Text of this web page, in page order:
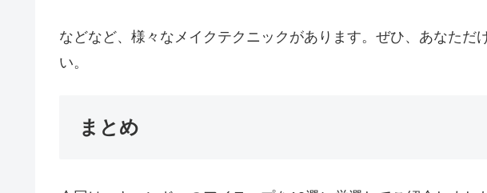
などなど、様々なメイクテクニックがあります。ぜひ、あなただ
い。
まとめ